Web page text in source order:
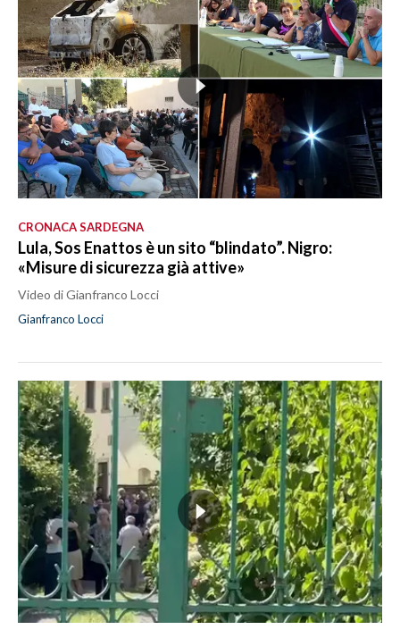
CRONACA SARDEGNA
Lula, Sos Enattos è un sito “blindato”. Nigro:
«Misure di sicurezza già attive»
Video di Gianfranco Locci
Gianfranco Locci